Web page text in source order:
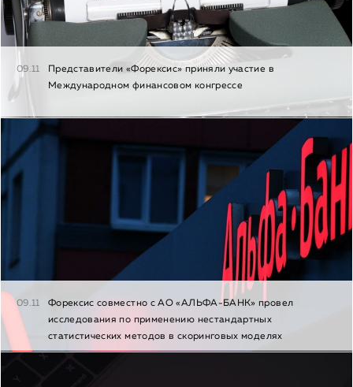
09.11
Представители «Форексис» приняли участие в
Международном финансовом конгрессе
09.11
Форексис совместно с АО «АЛЬФА-БАНК» провел
исследования по применению нестандартных
статистических методов в скоринговых моделях